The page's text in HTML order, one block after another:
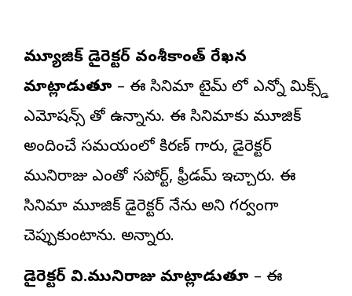
మ్యూజిక్ డైరెక్టర్ వంశీకాంత్ రేఖన
మాట్లాడుతూ – ఈ సినిమా టైమ్ లో ఎన్నో మిక్స్డ్
ఎమోషన్స్ తో ఉన్నాను. ఈ సినిమాకు మ్యూజిక్
అందించే సమయంలో కిరణ్ గారు, డైరెక్టర్
మునిరాజు ఎంతో సపోర్ట్, ఫ్రీడమ్ ఇచ్చారు. ఈ
సినిమా మ్యూజిక్ డైరెక్టర్ నేను అని గర్వంగా
చెప్పుకుంటాను. అన్నారు.
డైరెక్టర్ వి.మునిరాజు మాట్లాడుతూ – ఈ